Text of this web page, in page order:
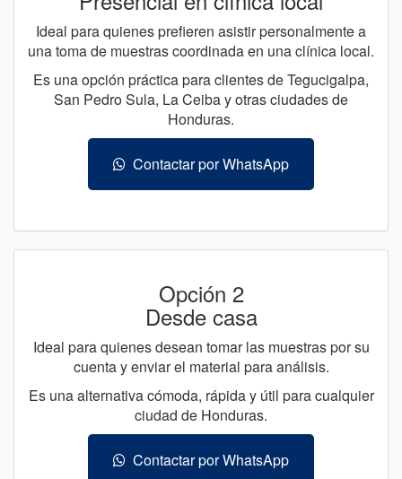
Ideal para quienes prefieren asistir personalmente a
una toma de muestras coordinada en una clínica local.
Es una opción práctica para clientes de Tegucigalpa,
San Pedro Sula, La Ceiba y otras ciudades de
Honduras.
Contactar por WhatsApp
Opción 2
Desde casa
Ideal para quienes desean tomar las muestras por su
cuenta y enviar el material para análisis.
Es una alternativa cómoda, rápida y útil para cualquier
ciudad de Honduras.
Contactar por WhatsApp